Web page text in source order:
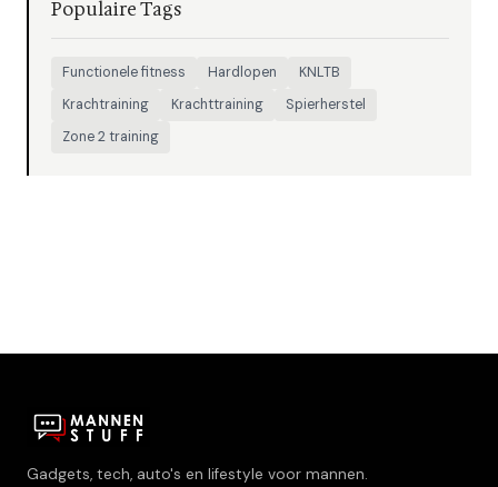
Populaire Tags
Functionele fitness Hardlopen
KNLTB
Krachtraining
Krachttraining
Spierherstel
Zone 2 training
Gadgets, tech, auto's en lifestyle voor mannen.